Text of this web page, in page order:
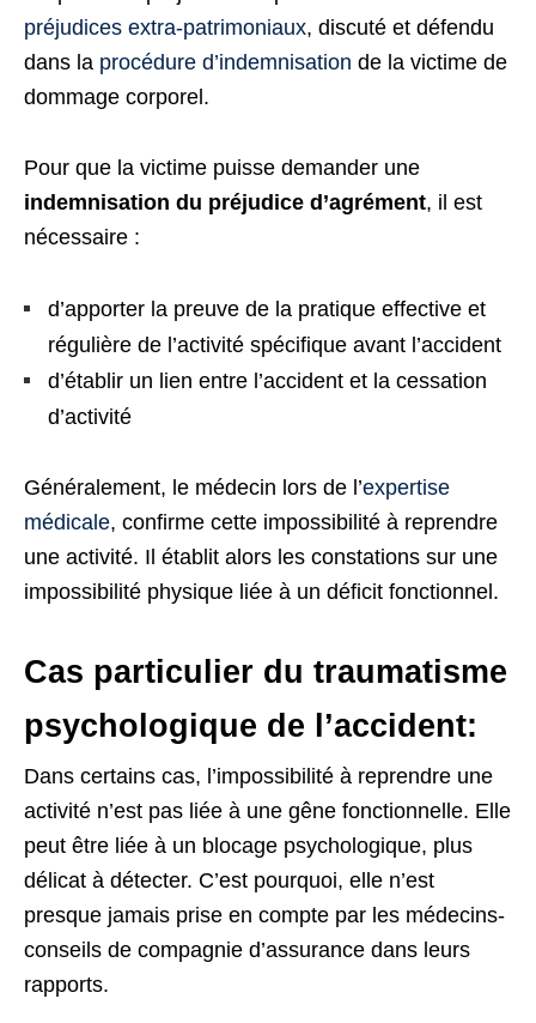
préjudices extra-patrimoniaux, discuté et défendu
dans la procédure d’indemnisation de la victime de
dommage corporel.
Pour que la victime puisse demander une
indemnisation du préjudice d’agrément, il est
nécessaire :
d’apporter la preuve de la pratique effective et
régulière de l’activité spécifique avant l’accident
d’établir un lien entre l’accident et la cessation
d’activité
Généralement, le médecin lors de l’expertise
médicale, confirme cette impossibilité à reprendre
une activité. Il établit alors les constations sur une
impossibilité physique liée à un déficit fonctionnel.
Cas particulier du traumatisme
psychologique de l’accident:
Dans certains cas, l’impossibilité à reprendre une
activité n’est pas liée à une gêne fonctionnelle. Elle
peut être liée à un blocage psychologique, plus
délicat à détecter. C’est pourquoi, elle n’est
presque jamais prise en compte par les médecins-
conseils de compagnie d’assurance dans leurs
rapports.